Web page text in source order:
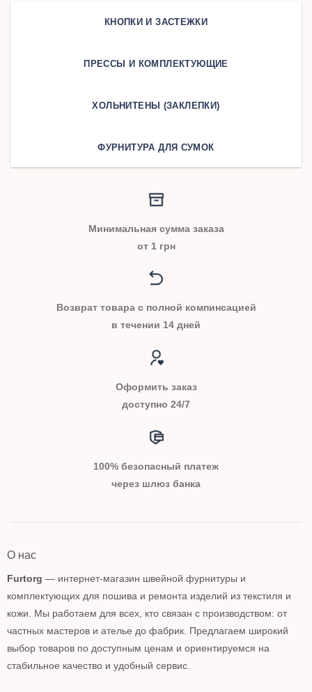
КНОПКИ И ЗАСТЕЖКИ
ПРЕССЫ И КОМПЛЕКТУЮЩИЕ
ХОЛЬНИТЕНЫ (ЗАКЛЕПКИ)
ФУРНИТУРА ДЛЯ СУМОК
Минимальная сумма заказа
от 1 грн
Возврат товара с полной компинсацией
в течении 14 дней
Оформить заказ
доступно 24/7
100% безопасный платеж
через шлюз банка
О нас
Furtorg — интернет-магазин швейной фурнитуры и
комплектующих для пошива и ремонта изделий из текстиля и
кожи. Мы работаем для всех, кто связан с производством: от
частных мастеров и ателье до фабрик. Предлагаем широкий
выбор товаров по доступным ценам и ориентируемся на
стабильное качество и удобный сервис.